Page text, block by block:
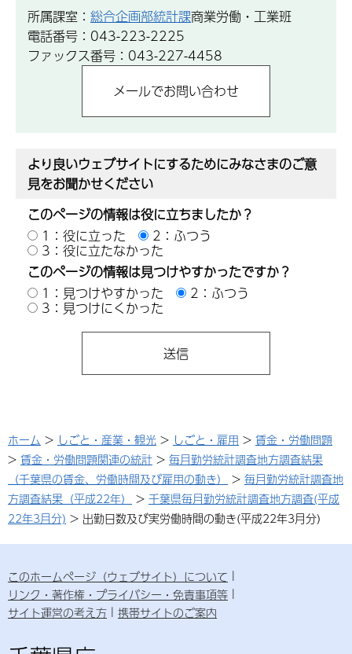
所属課室： 総合企画部統計課商業労働・工業班
電話番号：043-223-2225
ファックス番号：043-227-4458
より良いウェブサイトにするためにみなさまのご意
見をお聞かせください
このページの情報は役に立ちましたか？
1：役に立った
2：ふつう
3：役に立たなかった
このページの情報は見つけやすかったですか？
1：見つけやすかった
2：ふつう
3：見つけにくかった
ホーム > しごと・産業・観光 > しごと・雇用 > 賃金・労働問題
> 賃金・労働問題関連の統計 > 毎月勤労統計調査地方調査結果
（千葉県の賃金、労働時間及び雇用の動き）
> 毎月勤労統計調査地
方調査結果（平成22年）
> 千葉県毎月勤労統計調査地方調査(平成
22年3月分) > 出勤日数及び実労働時間の動き(平成22年3月分)
このホームページ（ウェブサイト）について
リンク・著作権・プライバシー・免責事項等
サイト運営の考え方
携帯サイトのご案内